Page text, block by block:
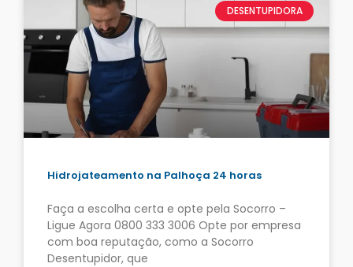
DESENTUPIDORA
Hidrojateamento na Palhoça 24 horas
Faça a escolha certa e opte pela Socorro –
Ligue Agora 0800 333 3006 Opte por empresa
com boa reputação, como a Socorro
Desentupidor, que